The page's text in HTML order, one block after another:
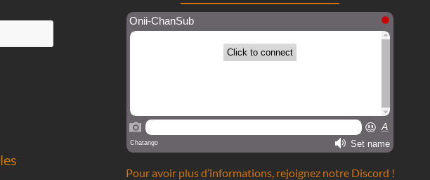
Pour avoir plus d’informations, rejoignez notre Discord !